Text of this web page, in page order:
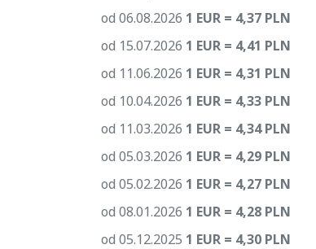
od 06.08.2026 1 EUR = 4,37 PLN
od 15.07.2026 1 EUR = 4,41 PLN
od 11.06.2026 1 EUR = 4,31 PLN
od 10.04.2026 1 EUR = 4,33 PLN
od 11.03.2026 1 EUR = 4,34 PLN
od 05.03.2026 1 EUR = 4,29 PLN
od 05.02.2026 1 EUR = 4,27 PLN
od 08.01.2026 1 EUR = 4,28 PLN
od 05.12.2025 1 EUR = 4,30 PLN